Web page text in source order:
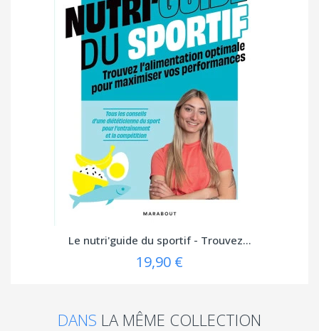
Le nutri'guide du sportif - Trouvez...
19,90 €
DANS LA MÊME COLLECTION